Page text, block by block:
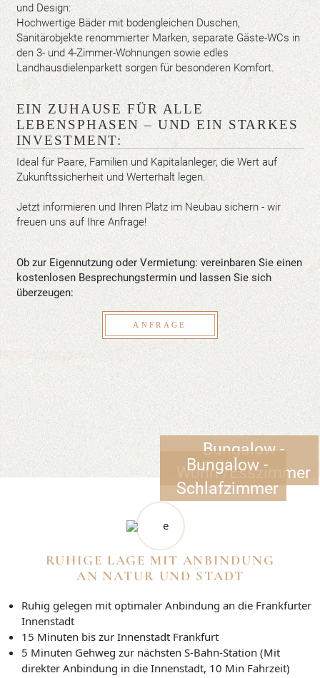
und Design:
Hochwertige Bäder mit bodengleichen Duschen,
Sanitärobjekte renommierter Marken, separate Gäste-WCs in
den 3- und 4-Zimmer-Wohnungen sowie edles
Landhausdielenparkett sorgen für besonderen Komfort.
EIN ZUHAUSE FÜR ALLE
LEBENSPHASEN – UND EIN STARKES
INVESTMENT:
Ideal für Paare, Familien und Kapitalanleger, die Wert auf
Zukunftssicherheit und Werterhalt legen.
Jetzt informieren und Ihren Platz im Neubau sichern - wir
freuen uns auf Ihre Anfrage!
Ob zur Eigennutzung oder Vermietung: vereinbaren Sie einen
kostenlosen Besprechungstermin und lassen Sie sich
überzeugen:
ANFRAGE
Bungalow -
Wohn-/Esszimmer
Bungalow -
Schlafzimmer
RUHIGE LAGE MIT ANBINDUNG
AN NATUR UND STADT
Ruhig gelegen mit optimaler Anbindung an die Frankfurter
Innenstadt
15 Minuten bis zur Innenstadt Frankfurt
5 Minuten Gehweg zur nächsten S-Bahn-Station (Mit
direkter Anbindung in die Innenstadt, 10 Min Fahrzeit)